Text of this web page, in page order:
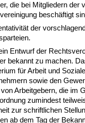
die bei Mitgliedern der
beschäftigt
der
Entwurf der
bekannt zu machen.
für Arbeit und
sowie den
Arbeitgebern, die im
zumindest
zur schriftlichen
ab dem Tag der